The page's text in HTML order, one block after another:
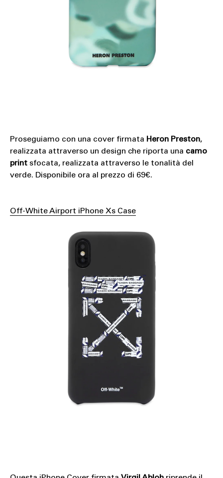
Proseguiamo con una cover firmata Heron Preston,
realizzata attraverso un design che riporta una camo
printsfocata, realizzata attraverso le tonalità del
verde. Disponibile ora al prezzo di 69€.
Off-White Airport iPhone Xs Case